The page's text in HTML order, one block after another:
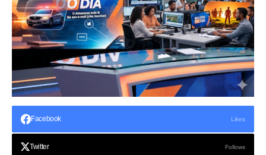
Facebook Likes
Twitter Follows